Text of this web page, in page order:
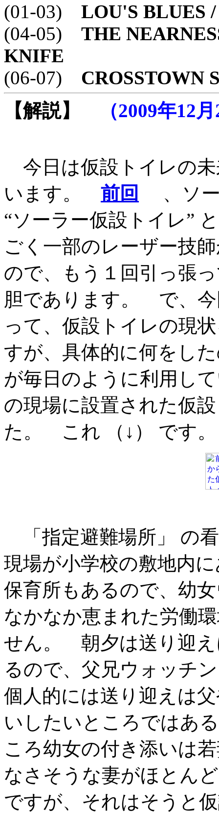
(01-03) LOU'S BLUES
(04-05) THE
KNIFE
(06-07) CROSSTOWN
【解説】
（2009年12
今日は仮設トイレの
います。 前回
、ソー
“ソーラー仮設トイレ”
ごく一部のレーザー技
ので、もう１回引っ張
胆であります。 で、今
って、仮設トイレの現
すが、具体的に何をし
が毎日のように利用し
の現場に設置された仮
た。 これ （↓） です。
「指定避難場所」 の
現場が小学校の敷地内
保育所もあるので、幼
なかなか恵まれた労働
せん。 朝夕は送り迎え
るので、父兄ウォッチ
個人的には送り迎えは
いしたいところではあ
ころ幼女の付き添いは
なさそうな妻がほとん
ですが、それはそうと